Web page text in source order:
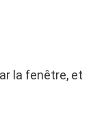
la fenêtre, et